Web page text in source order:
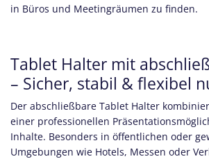
in Büros und Meetingräumen zu finden.
Tablet Halter mit
– Sicher, stabil & flexibel
Der abschließbare Tablet Halter
einer professionellen
Inhalte. Besonders in öffentlichen oder
Umgebungen wie Hotels, Messen oder